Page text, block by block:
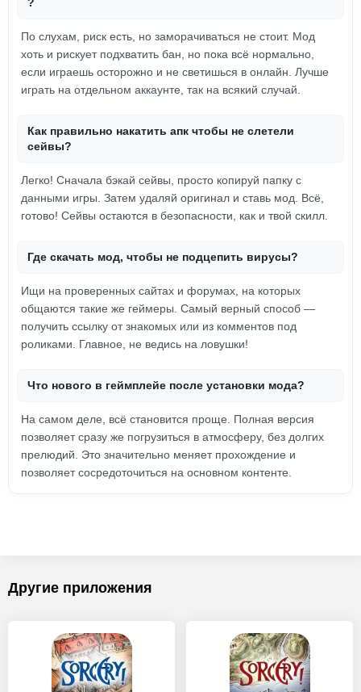
По слухам, риск есть, но заморачиваться не стоит. Мод
хоть и рискует подхватить бан, но пока всё нормально,
если играешь осторожно и не светишься в онлайн. Лучше
играть на отдельном аккаунте, так на всякий случай.
Как правильно накатить апк чтобы не слетели
сейвы?
Легко! Сначала бэкай сейвы, просто копируй папку с
данными игры. Затем удаляй оригинал и ставь мод. Всё,
готово! Сейвы остаются в безопасности, как и твой скилл.
Где скачать мод, чтобы не подцепить вирусы?
Ищи на проверенных сайтах и форумах, на которых
общаются такие же геймеры. Самый верный способ —
получить ссылку от знакомых или из комментов под
роликами. Главное, не ведись на ловушки!
Что нового в геймплейе после установки мода?
На самом деле, всё становится проще. Полная версия
позволяет сразу же погрузиться в атмосферу, без долгих
прелюдий. Это значительно меняет прохождение и
позволяет сосредоточиться на основном контенте.
Другие приложения